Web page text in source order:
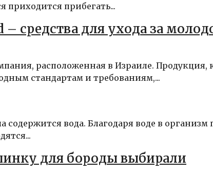
приходится прибегать...
– средства для ухода за
расположенная в Израиле. Продукция,
стандартам и требованиям,...
содержится вода. Благодаря воде в
для бороды выбирали